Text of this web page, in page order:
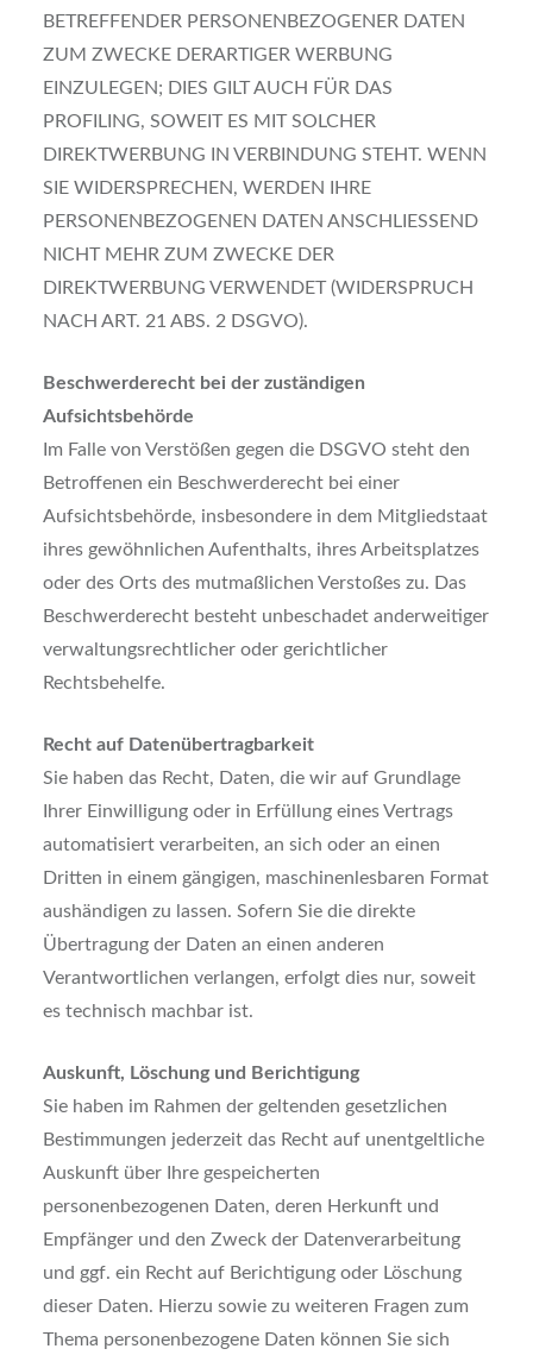
BETREFFENDER PERSONENBEZOGENER DATEN
ZUM ZWECKE DERARTIGER WERBUNG
EINZULEGEN; DIES GILT AUCH FÜR DAS
PROFILING, SOWEIT ES MIT SOLCHER
DIREKTWERBUNG IN VERBINDUNG STEHT. WENN
SIE WIDERSPRECHEN, WERDEN IHRE
PERSONENBEZOGENEN DATEN ANSCHLIESSEND
NICHT MEHR ZUM ZWECKE DER
DIREKTWERBUNG VERWENDET (WIDERSPRUCH
NACH ART. 21 ABS. 2 DSGVO).
Beschwerderecht bei der zuständigen
Aufsichtsbehörde
Im Falle von Verstößen gegen die DSGVO steht den
Betroffenen ein Beschwerderecht bei einer
Aufsichtsbehörde, insbesondere in dem Mitgliedstaat
ihres gewöhnlichen Aufenthalts, ihres Arbeitsplatzes
oder des Orts des mutmaßlichen Verstoßes zu. Das
Beschwerderecht besteht unbeschadet anderweitiger
verwaltungsrechtlicher oder gerichtlicher
Rechtsbehelfe.
Recht auf Datenübertragbarkeit
Sie haben das Recht, Daten, die wir auf Grundlage
Ihrer Einwilligung oder in Erfüllung eines Vertrags
automatisiert verarbeiten, an sich oder an einen
Dritten in einem gängigen, maschinenlesbaren Format
aushändigen zu lassen. Sofern Sie die direkte
Übertragung der Daten an einen anderen
Verantwortlichen verlangen, erfolgt dies nur, soweit
es technisch machbar ist.
Auskunft, Löschung und Berichtigung
Sie haben im Rahmen der geltenden gesetzlichen
Bestimmungen jederzeit das Recht auf unentgeltliche
Auskunft über Ihre gespeicherten
personenbezogenen Daten, deren Herkunft und
Empfänger und den Zweck der Datenverarbeitung
und ggf. ein Recht auf Berichtigung oder Löschung
dieser Daten. Hierzu sowie zu weiteren Fragen zum
Thema personenbezogene Daten können Sie sich